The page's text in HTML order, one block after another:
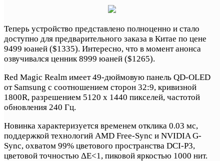
Теперь устройство представлено полноценно и стало
доступно для предварительного заказа в Китае по цене
9499 юаней ($1335). Интересно, что в момент анонса
озвучивался ценник 8999 юаней ($1265).
Red Magic Realm имеет 49-дюймовую панель QD-OLED
от Samsung с соотношением сторон 32:9, кривизной
1800R, разрешением 5120 x 1440 пикселей, частотой
обновления 240 Гц.
Новинка характеризуется временем отклика 0.03 мс,
поддержкой технологий AMD Free-Sync и NVIDIA G-
Sync, охватом 99% цветового пространства DCI-P3,
цветовой точностью ΔE<1, пиковой яркостью 1000 нит.